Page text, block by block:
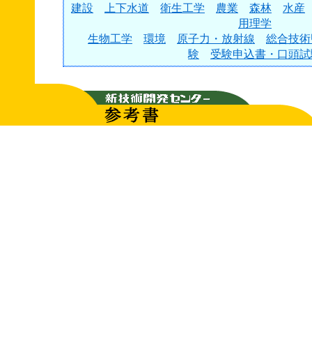
建設
上下水道 衛生工学 農業 森林
水産
用理学
生物工学
環境 原子力・放射線
総合技
験
受験申込書・口頭